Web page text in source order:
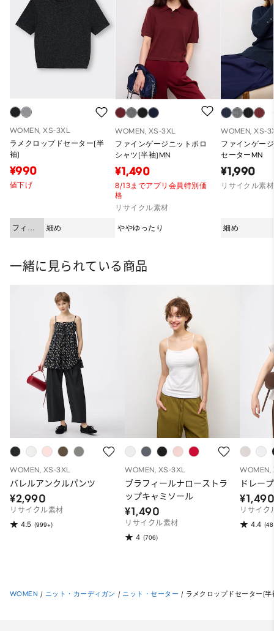
WOMEN, XS-3XL
ラメクロップドセーター(半
袖)
¥990
値下げ
フィッ
ト
細め
WOMEN, XS-3XL
ファインゲージニットポロ
シャツ(半袖)MN
¥1,490
8/13までアプリ会員特別価
格
リサイクル素材
ややゆったり
WOMEN, XS-
ファインゲー
セーターMN
¥1,990
リサイクル素材
細め
一緒に見られている商品
WOMEN, XS-3XL
バレルアンクルパンツ
¥2,990
リサイクル素材
4.5 (999+)
WOMEN, XS-3XL
ブラフィールナローストラ
ップキャミソール
¥1,490
リサイクル素材
4 (706)
WOMEN,
ドレー
リサイク
4.4
WOMEN / ニット・カーディガン / ニット・セーター / ラメクロップドセーター(半